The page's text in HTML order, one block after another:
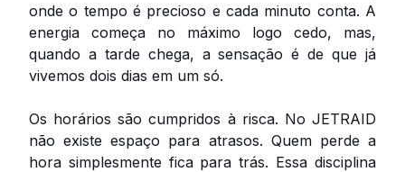
onde o tempo é precioso e cada minuto conta. A
energia começa no máximo logo cedo, mas,
quando a tarde chega, a sensação é de que já
vivemos dois dias em um só.
Os horários são cumpridos à risca. No JETRAID
não existe espaço para atrasos. Quem perde a
hora simplesmente fica para trás. Essa disciplina